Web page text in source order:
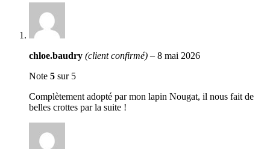
chloe.baudry (client confirmé) – 8 mai 2026
Note 5 sur 5
Complètement adopté par mon lapin Nougat, il nous fait de
belles crottes par la suite !